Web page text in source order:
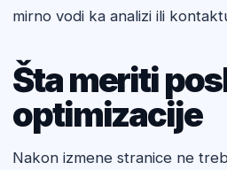
mirno vodi ka analizi ili
Šta meriti
optimizacije
Nakon izmene stranice ne